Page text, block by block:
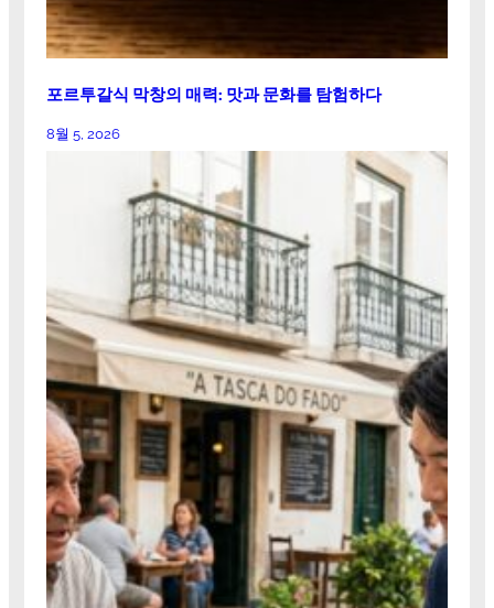
포르투갈식 막창의 매력: 맛과 문화를 탐험하다
8월 5, 2026